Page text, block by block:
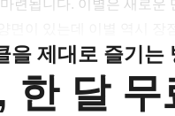
련됩니다. 이별은 새로운
을 제대로 즐기는
한 달 무